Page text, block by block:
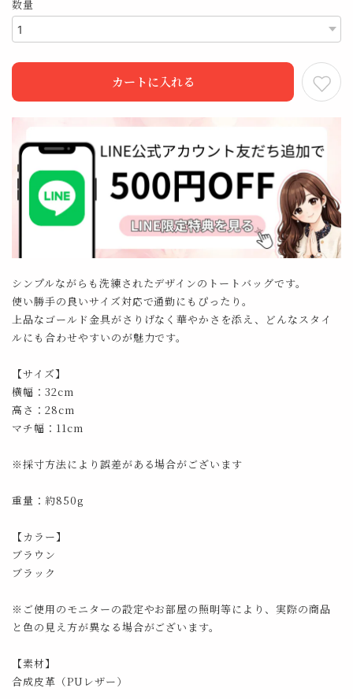
数量
カートに入れる
シンプルながらも洗練されたデザインのトートバッグです。
使い勝手の良いサイズ対応で通勤にもぴったり。
上品なゴールド金具がさりげなく華やかさを添え、どんなスタイ
ルにも合わせやすいのが魅力です。
【サイズ】
横幅：32cm
高さ：28cm
マチ幅：11cm
※採寸方法により誤差がある場合がございます
重量：約850g
【カラー】
ブラウン
ブラック
※ご使用のモニターの設定やお部屋の照明等により、実際の商品
と色の見え方が異なる場合がございます。
【素材】
合成皮革（PUレザー）